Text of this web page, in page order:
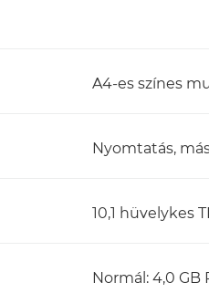
A4-es színes
Nyomtatás,
10,1 hüvelykes
Normál: 4,0 GB